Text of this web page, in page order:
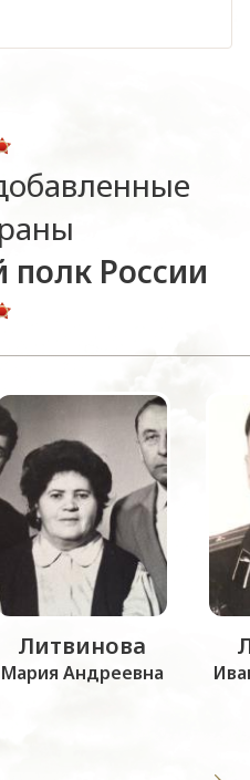
России
Литвинова
Мария Андреевна